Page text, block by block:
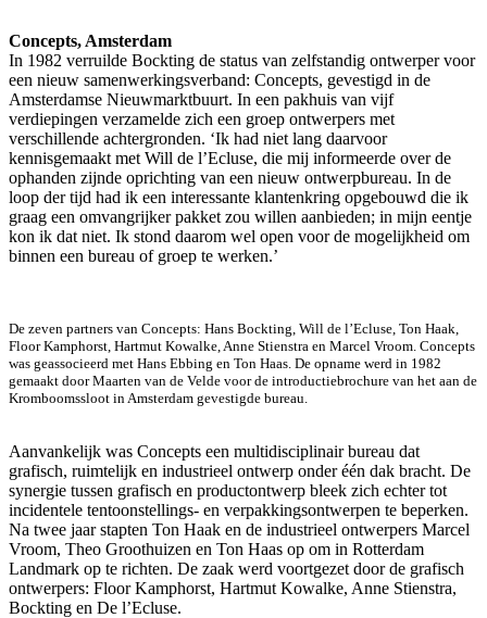
Concepts, Amsterdam
In 1982 verruilde Bockting de status van zelfstandig ontwerper voor
een nieuw samenwerkingsverband: Concepts, gevestigd in de
Amsterdamse Nieuwmarktbuurt. In een pakhuis van vijf
verdiepingen verzamelde zich een groep ontwerpers met
verschillende achtergronden. ‘Ik had niet lang daarvoor
kennisgemaakt met Will de l’Ecluse, die mij informeerde over de
ophanden zijnde oprichting van een nieuw ontwerpbureau. In de
loop der tijd had ik een interessante klantenkring opgebouwd die ik
graag een omvangrijker pakket zou willen aanbieden; in mijn eentje
kon ik dat niet. Ik stond daarom wel open voor de mogelijkheid om
binnen een bureau of groep te werken.’
De zeven partners van Concepts: Hans Bockting, Will de l’Ecluse, Ton Haak,
Floor Kamphorst, Hartmut Kowalke, Anne Stienstra en Marcel Vroom. Concepts
was geassocieerd met Hans Ebbing en Ton Haas. De opname werd in 1982
gemaakt door Maarten van de Velde voor de intro­ductiebrochure van het aan de
Kromboomssloot in Amsterdam gevestigde bureau.
Aanvankelijk was Concepts een multidisciplinair bureau dat
grafisch, ruimtelijk en industrieel ontwerp onder één dak bracht. De
synergie tussen grafisch en productontwerp bleek zich echter tot
incidentele tentoonstellings- en verpakkingsontwerpen te beperken.
Na twee jaar stapten Ton Haak en de industrieel ontwerpers Marcel
Vroom, Theo Groothuizen en Ton Haas op om in Rotterdam
Landmark op te richten. De zaak werd voortgezet door de grafisch
ontwerpers: Floor Kamphorst, Hartmut Kowalke, Anne Stienstra,
Bockting en De l’Ecluse.